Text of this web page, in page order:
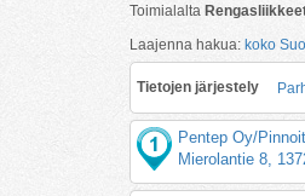
Toimialalta
Laajenna hakua: koko
Tietojen järjestely
Pentep Oy/
Mierolantie 8,